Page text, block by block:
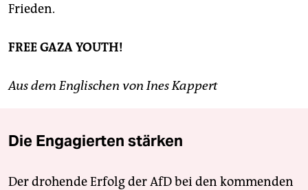
Frieden.
FREE GAZA YOUTH!
Aus dem Englischen von Ines Kappert
Die Engagierten stärken
Der drohende Erfolg der AfD bei den kommenden